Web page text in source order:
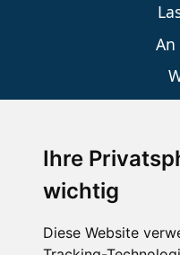
Ihre
wichtig
Diese Website
An
Die Schneehoehen
Muss für alle